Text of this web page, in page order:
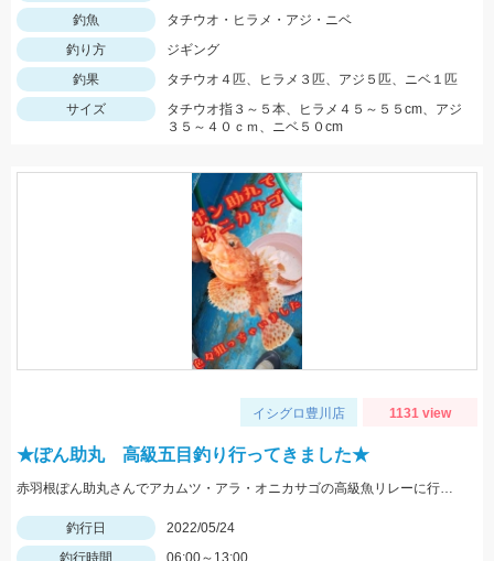
釣魚
タチウオ・ヒラメ・アジ・ニベ
釣り方
ジギング
釣果
タチウオ４匹、ヒラメ３匹、アジ５匹、ニベ１匹
サイズ
タチウオ指３～５本、ヒラメ４５～５５cm、アジ
３５～４０ｃｍ、ニベ５０cm
イシグロ豊川店 1131 view
★ぽん助丸 高級五目釣り行ってきました★
赤羽根ぽん助丸さんでアカムツ・アラ・オニカサゴの高級魚リレーに行ってきました。下潮が動かず苦戦しましたがオニカサゴGETです
釣行日
2022/05/24
釣行時間
06:00～13:00